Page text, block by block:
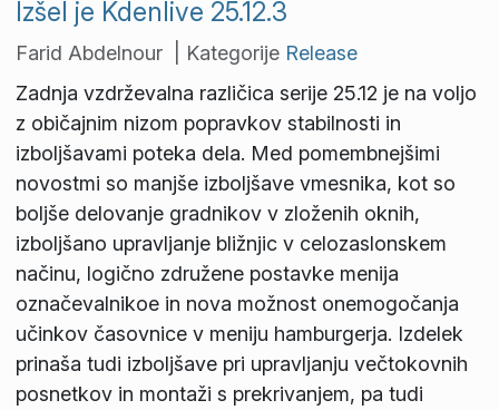
Izšel je Kdenlive 25.12.3
Farid Abdelnour | Kategorije Release
Zadnja vzdrževalna različica serije 25.12 je na voljo
z običajnim nizom popravkov stabilnosti in
izboljšavami poteka dela. Med pomembnejšimi
novostmi so manjše izboljšave vmesnika, kot so
boljše delovanje gradnikov v zloženih oknih,
izboljšano upravljanje bližnjic v celozaslonskem
načinu, logično združene postavke menija
označevalnikoe in nova možnost onemogočanja
učinkov časovnice v meniju hamburgerja. Izdelek
prinaša tudi izboljšave pri upravljanju večtokovnih
posnetkov in montaži s prekrivanjem, pa tudi